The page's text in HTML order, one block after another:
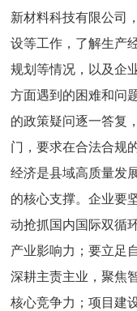
新材料科技有限公司
设等工作，了解生产
规划等情况，以及企
方面遇到的困难和问
的政策疑问逐一答复
门，要求在合法合规
经济是县域高质量发
的核心支撑。企业要
动抢抓国内国际双循
产业影响力；要立足
深耕主责主业，聚焦
核心竞争力；项目建